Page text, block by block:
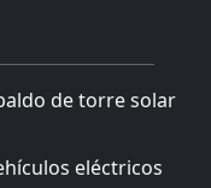
de torre solar
eléctricos